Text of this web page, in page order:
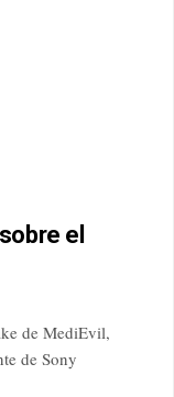
el
de MediEvil,
de Sony